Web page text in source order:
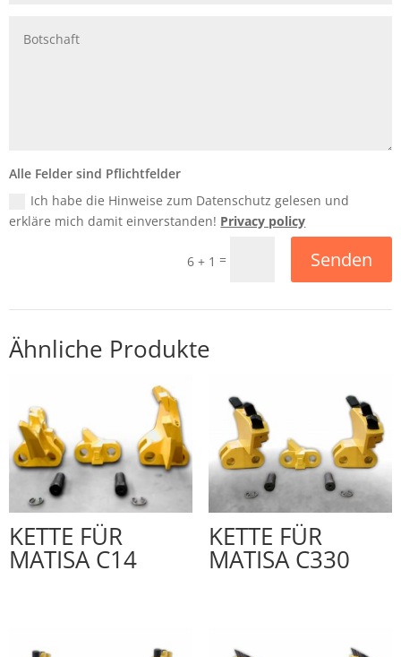
Alle Felder sind Pflichtfelder
Ich habe die Hinweise zum Datenschutz gelesen und
erkläre mich damit einverstanden! Privacy policy
6 + 1 = Senden
Ähnliche Produkte
KETTE FÜR
MATISA C14
KETTE FÜR
MATISA C330